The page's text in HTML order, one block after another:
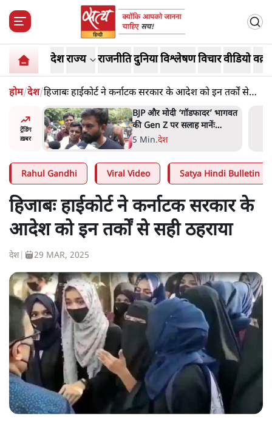
देशराज्य राजनीतिदुनियाविश्लेषणविचारवीडियो
होम/देश/हिजाबः हाईकोर्ट ने कर्नाटक सरकार के आदेश को इन तर्कों से
सही ठहराया
ट्रेंडिंग
ख़बर
पूरी दाल
कर
BJP और मोदी ‘गॉडफादर’ भागवत
की Gen Z पर सलाह मानेंः
अभिजीत दिपके
5 Min.देश
Rahul Gandhi Viral Video Satya Hindi Bulletin
हिजाबः हाईकोर्ट ने कर्नाटक सरकार के
आदेश को इन तर्कों से सही ठहराया
देश 29 MAR, 2025